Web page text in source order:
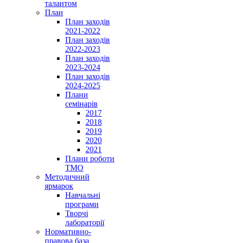
талантом
План
План заходів
2021-2022
План заходів
2022-2023
План заходів
2023-2024
План заходів
2024-2025
Плани
семінарів
2017
2018
2019
2020
2021
Плани роботи
ТМО
Методичний
ярмарок
Навчальні
програми
Творчі
лабораторії
Нормативно-
правова база